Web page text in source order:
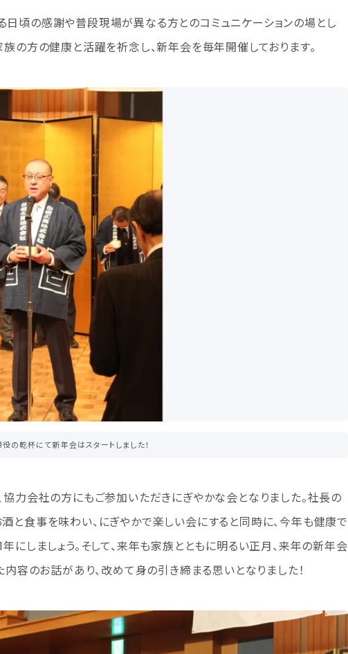
頃の感謝や普段現場が異なる方とのコミュニケーションの場とし
の方の健康と活躍を祈念し、新年会を毎年開催しております。
の乾杯にて新年会はスタートしました！
協力会社の方にもご参加いただきにぎやかな会となりました。社長の
と食事を味わい、にぎやかで楽しい会にすると同時に、今年も健康で
にしましょう。そして、来年も家族とともに明るい正月、来年の新年会
内容のお話があり、改めて身の引き締まる思いとなりました！